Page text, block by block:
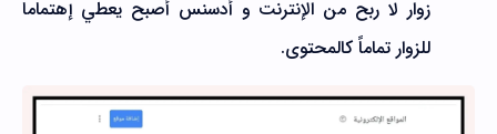
زوار لا ربح من الإنترنت و أدسنس أصبح يعطي إهتماما
للزوار تماماً كالمحتوى.